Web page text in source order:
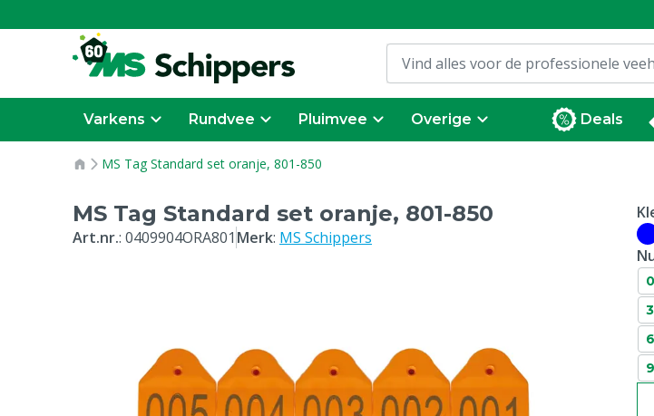
Varkens Rundvee Pluimvee Overige Deals
MS Tag Standard set oranje, 801-850
MS Tag Standard set oranje, 801-850
Art.nr.: 0409904ORA801 Merk: MS Schippers